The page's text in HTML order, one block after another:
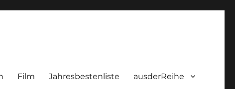
Film Jahresbestenliste ausderReihe